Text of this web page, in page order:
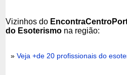
Vizinhos do
do Esoterismo na região:
»Veja +de 20 profissionais do